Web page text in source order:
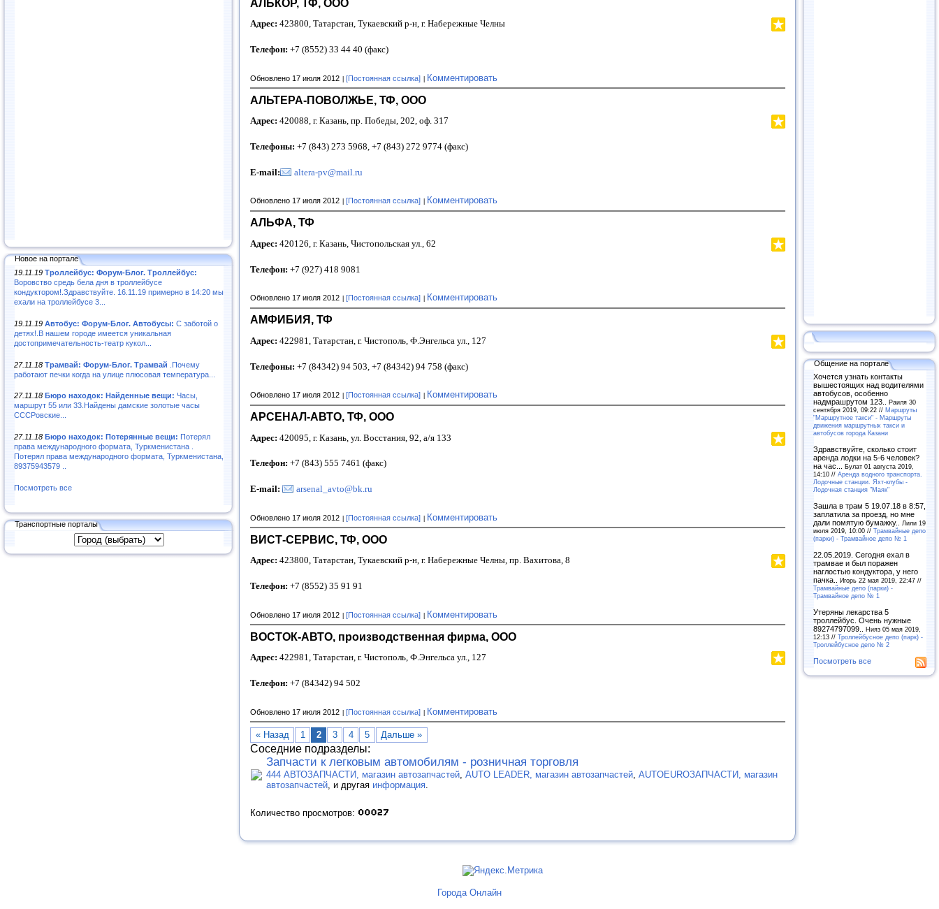
Новое на портале
19.11.19 Троллейбус: Форум-Блог. Троллейбус:
Воровство средь бела дня в троллейбусе
кондуктором!.Здравствуйте. 16.11.19 примерно в 14:20 мы
ехали на троллейбусе 3...
19.11.19 Автобус: Форум-Блог. Автобусы: С заботой о
детях!.В нашем городе имеется уникальная
достопримечательность-театр кукол...
27.11.18 Трамвай: Форум-Блог. Трамвай .Почему
работают печки когда на улице плюсовая температура...
27.11.18 Бюро находок: Найденные вещи: Часы,
маршрут 55 или 33.Найдены дамские золотые часы
СССРовские...
27.11.18 Бюро находок: Потерянные вещи: Потерял
права международного формата, Туркменистана .
Потерял права международного формата, Туркменистана,
89375943579 ..
Посмотреть все
Транспортные порталы
АЛЬКОР, ТФ, ООО
Адрес: 423800, Татарстан, Тукаевский р-н, г. Набережные Челны
Телефон: +7 (8552) 33 44 40 (факс)
Обновлено 17 июля 2012 [Постоянная ссылка] Комментировать
АЛЬТЕРА-ПОВОЛЖЬЕ, ТФ, ООО
Адрес: 420088, г. Казань, пр. Победы, 202, оф. 317
Телефоны: +7 (843) 273 5968, +7 (843) 272 9774 (факс)
E-mail: altera-pv@mail.ru
Обновлено 17 июля 2012 [Постоянная ссылка] Комментировать
АЛЬФА, ТФ
Адрес: 420126, г. Казань, Чистопольская ул., 62
Телефон: +7 (927) 418 9081
Обновлено 17 июля 2012 [Постоянная ссылка] Комментировать
АМФИБИЯ, ТФ
Адрес: 422981, Татарстан, г. Чистополь, Ф.Энгельса ул., 127
Телефоны: +7 (84342) 94 503, +7 (84342) 94 758 (факс)
Обновлено 17 июля 2012 [Постоянная ссылка] Комментировать
АРСЕНАЛ-АВТО, ТФ, ООО
Адрес: 420095, г. Казань, ул. Восстания, 92, а/я 133
Телефон: +7 (843) 555 7461 (факс)
E-mail: arsenal_avto@bk.ru
Обновлено 17 июля 2012 [Постоянная ссылка] Комментировать
ВИСТ-СЕРВИС, ТФ, ООО
Адрес: 423800, Татарстан, Тукаевский р-н, г. Набережные Челны, пр. Вахитова, 8
Телефон: +7 (8552) 35 91 91
Обновлено 17 июля 2012 [Постоянная ссылка] Комментировать
ВОСТОК-АВТО, производственная фирма, ООО
Адрес: 422981, Татарстан, г. Чистополь, Ф.Энгельса ул., 127
Телефон: +7 (84342) 94 502
Обновлено 17 июля 2012 [Постоянная ссылка] Комментировать
« Назад 1 2 3 4 5 Дальше »
Соседние подразделы:
Запчасти к легковым автомобилям - розничная торговля
444 АВТОЗАПЧАСТИ, магазин автозапчастей AUTO LEADER, магазин автозапчастей AUTOEUROЗАПЧАСТИ, магазин
автозапчастей , и другая информация
Количество просмотров:
Общение на портале
Хочется узнать контакты
вышестоящих над водителями
автобусов, особенно
надмрашрутом 123.. Раиля 30
сентября 2019, 09:22 // Маршруты
"Маршрутное такси" - Маршруты
движения маршрутных такси и
автобусов города Казани
Здравствуйте, сколько стоит
аренда лодки на 5-6 человек?
на час... Булат 01 августа 2019,
14:10 // Аренда водного транспорта.
Лодочные станции. Яхт-клубы -
Лодочная станция "Маяк"
Зашла в трам 5 19.07.18 в 8:57,
заплатила за проезд, но мне
дали помятую бумажку..
Лили 19
июля 2019, 10:00 // Трамвайные депо
(парки) - Трамвайное депо № 1
22.05.2019. Сегодня ехал в
трамвае и был поражен
наглостью кондуктора, у него
пачка.. Игорь 22 мая 2019, 22:47 //
Трамвайные депо (парки) -
Трамвайное депо № 1
Утеряны лекарства 5
троллейбус. Очень нужные
89274797099.. Нияз 05 мая 2019,
12:13 // Троллейбусное депо (парк) -
Троллейбусное депо № 2
Посмотреть все
Города Онлайн